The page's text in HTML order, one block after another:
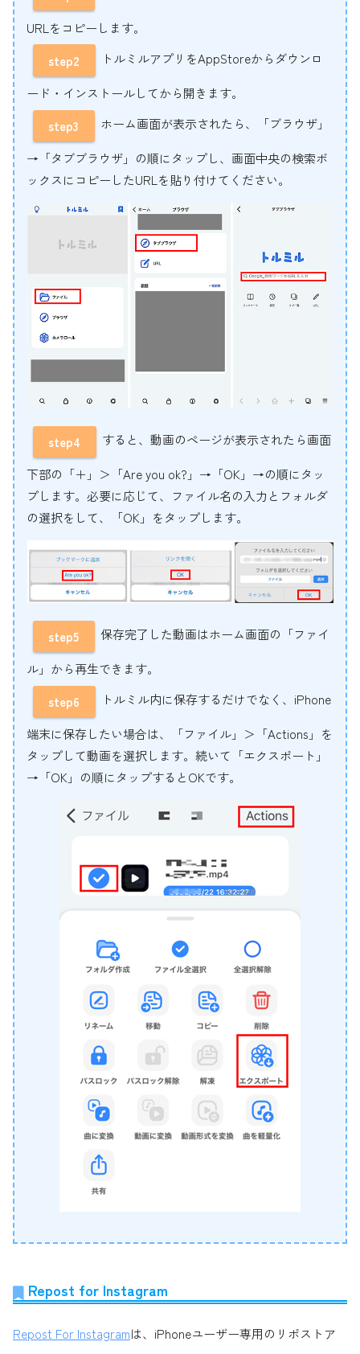
URLをコピーします。
step2
トルミルアプリをAppStoreからダウンロ
ード・インストールしてから開きます。
step3
ホーム画面が表示されたら、「ブラウザ」
→「タブブラウザ」の順にタップし、画面中央の検索ボ
ックスにコピーしたURLを貼り付けてください。
step4 すると、動画のページが表示されたら画面
下部の「＋」＞「Are you ok?」→「OK」→の順にタッ
プします。必要に応じて、ファイル名の入力とフォルダ
の選択をして、「OK」をタップします。
step5 保存完了した動画はホーム画面の「ファイ
ル」から再生できます。
step6
トルミル内に保存するだけでなく、iPhone
端末に保存したい場合は、「ファイル」＞「Actions」を
タップして動画を選択します。続いて「エクスポート」
→「OK」の順にタップするとOKです。
Repost for Instagram
Repost For Instagramは、iPhoneユーザー専用のリポストア